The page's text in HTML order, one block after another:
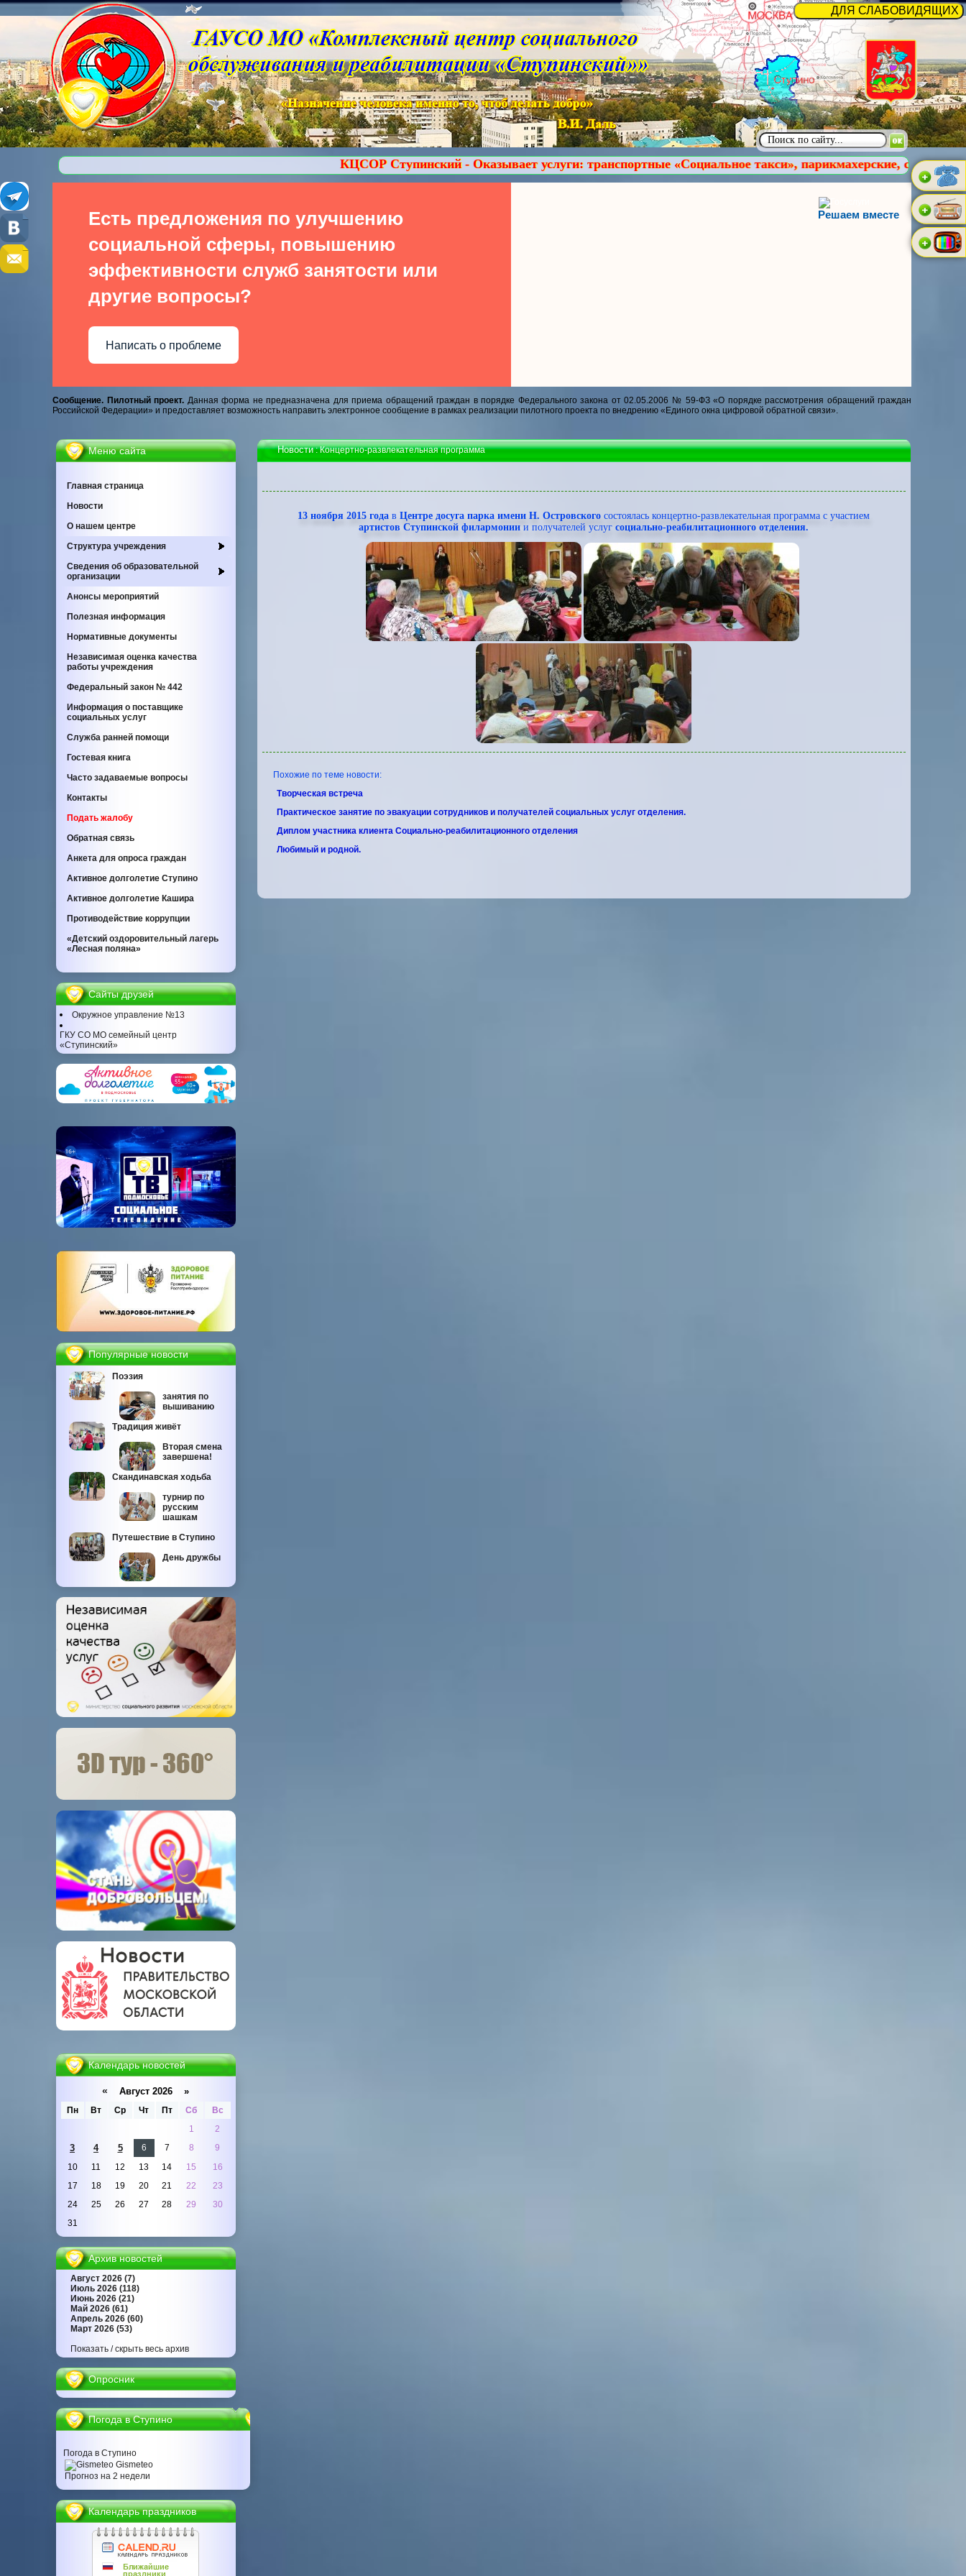
КЦСОР Ступинский - Оказывает услуги: транспортные «Социальное такси», парикмахерские, содействие в
Решаем вместе
Есть предложения по улучшению
социальной сферы, повышению
эффективности служб занятости или
другие вопросы?
Написать о проблеме
Сообщение. Пилотный проект. Данная форма не предназначена для приема обращений граждан в порядке Федерального закона от 02.05.2006 № 59-ФЗ «О порядке рассмотрения обращений граждан
Российской Федерации» и предоставляет возможность направить электронное сообщение в рамках реализации пилотного проекта по внедрению «Единого окна цифровой обратной связи».
Меню сайта
Главная страница
Новости
О нашем центре
Cтруктура учреждения
Сведения об образовательной
организации
Анонсы мероприятий
Полезная информация
Нормативные документы
Независимая оценка качества
работы учреждения
Федеральный закон № 442
Информация о поставщике
социальных услуг
Служба ранней помощи
Гостевая книга
Часто задаваемые вопросы
Контакты
Подать жалобу
Обратная связь
Анкета для опроса граждан
Активное долголетие Ступино
Активное долголетие Кашира
Противодействие коррупции
«Детский оздоровительный лагерь
«Лесная поляна»
Сайты друзей
Окружное управление №13
ГКУ СО МО семейный центр
«Ступинский»
Популярные новости
Поэзия
занятия по
вышиванию
Традиция живёт
Вторая смена
завершена!
Скандинавская ходьба
турнир по
русским
шашкам
Путешествие в Ступино
День дружбы
Календарь новостей
« Август 2026 »
Пн Вт Ср Чт Пт Сб
Вс
1
2
3 4 5 6 7 8
9
10
11 12 13 14 15
16
17
18 19 20 21 22
23
24
25 26 27 28 29
30
31
Архив новостей
Август 2026 (7)
Июль 2026 (118)
Июнь 2026 (21)
Май 2026 (61)
Апрель 2026 (60)
Март 2026 (53)
Показать / скрыть весь архив
Опросник
Погода в Ступино
Погода в Ступино
Gismeteo
Прогноз на 2 недели
Календарь праздников
Новости: Концертно-развлекательная программа
13 ноября 2015 года в Центре досуга парка имени Н. Островского состоялась концертно-развлекательная программа с участием
артистов Ступинской филармонии и получателей услуг социально-реабилитационного отделения.
Похожие по теме новости:
Творческая встреча
Практическое занятие по эвакуации сотрудников и получателей социальных услуг отделения.
Диплом участника клиента Социально-реабилитационного отделения
Любимый и родной.